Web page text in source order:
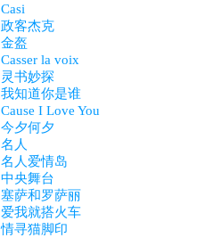
Casi
政客杰克
金盔
Casser la voix
灵书妙探
我知道你是谁
Cause I Love You
今夕何夕
名人
名人爱情岛
中央舞台
塞萨和罗萨丽
爱我就搭火车
情寻猫脚印